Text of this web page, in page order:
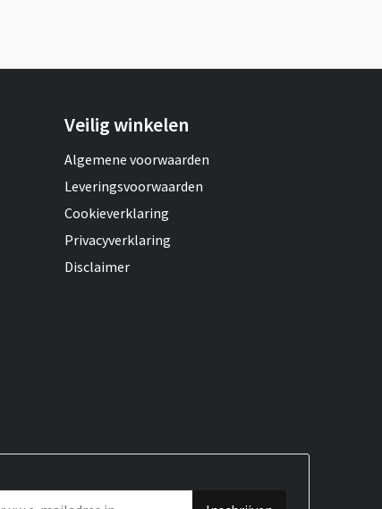
Veilig winkelen
Algemene voorwaarden
Leveringsvoorwaarden
Cookieverklaring
Privacyverklaring
Disclaimer